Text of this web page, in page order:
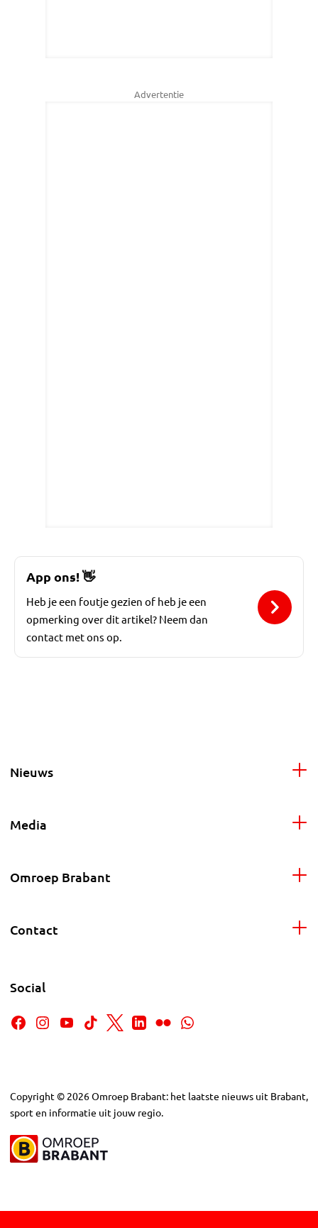
Advertentie
App ons!👋
Heb je een foutje gezien of heb je een
opmerking over dit artikel? Neem dan
contact met ons op.
Nieuws
Media
Omroep Brabant
Contact
Social
Copyright © 2026Omroep Brabant: het laatste nieuws uit Brabant,
sport en informatie uit jouw regio.